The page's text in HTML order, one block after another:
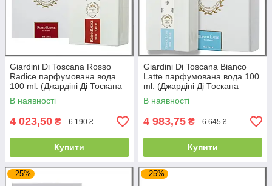
Giardini Di Toscana Rosso
Radice парфумована вода
100 ml. (Джардіні Ді Тоскана
Россо Радіус)
В наявності
4 023,50 ₴ 6 190 ₴
Купити
Giardini Di Toscana Bianco
Latte парфумована вода 100
ml. (Джардіні Ді Тоскана
Б'янко Лате)
В наявності
4 983,75 ₴ 6 645 ₴
Купити
–25% –25%